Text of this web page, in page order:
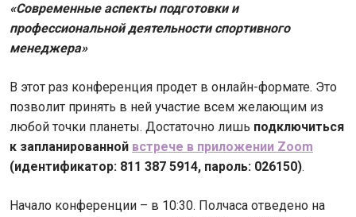
«Современные аспекты подготовки и
профессиональной деятельности спортивного
менеджера»
В этот раз конференция продет в онлайн-формате. Это
позволит принять в ней участие всем желающим из
любой точки планеты. Достаточно лишь подключиться
к запланированной встрече в приложении Zoom
(идентификатор: 811 387 5914, пароль: 026150).
Начало конференции – в 10:30. Полчаса отведено на